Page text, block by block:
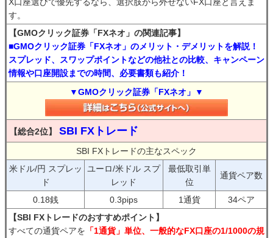
す。
【GMOクリック証券「FXネオ」の関連記事】
■GMOクリック証券「FXネオ」のメリット・デメリットを解説！
スプレッド、スワップポイントなどの他社との比較、キャンペーン
情報や口座開設までの時間、必要書類も紹介！
▼GMOクリック証券「FXネオ」▼
【総合2位】 SBI FXトレード
SBI FXトレードの主なスペック
米ドル/円 スプレッ
ド
ユーロ/米ドル スプ
レッド
最低取引単
位
通貨ペア数
0.18銭 0.3pips 1通貨
34ペア
【SBI FXトレードのおすすめポイント】
すべての通貨ペアを 「1通貨」単位、一般的なFX口座の1/1000の規